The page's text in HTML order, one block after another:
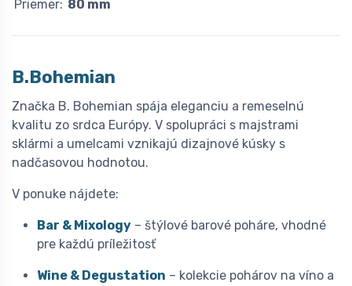
Priemer: 80 mm
B.Bohemian
Značka B. Bohemian spája eleganciu a remeselnú
kvalitu zo srdca Európy. V spolupráci s majstrami
sklármi a umelcami vznikajú dizajnové kúsky s
nadčasovou hodnotou.
V ponuke nájdete:
Bar & Mixology – štýlové barové poháre, vhodné
pre každú príležitosť
Wine & Degustation – kolekcie pohárov na víno a